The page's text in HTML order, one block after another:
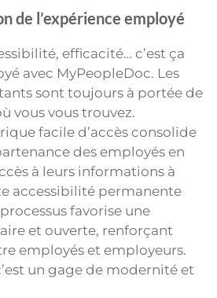
de l’expérience employé
efficacité… c’est ça
avec MyPeopleDoc. Les
sont toujours à portée de
vous vous trouvez.
facile d’accès consolide
des employés en
à leurs informations à
accessibilité permanente
favorise une
et ouverte, renforçant
employés et employeurs.
un gage de modernité et